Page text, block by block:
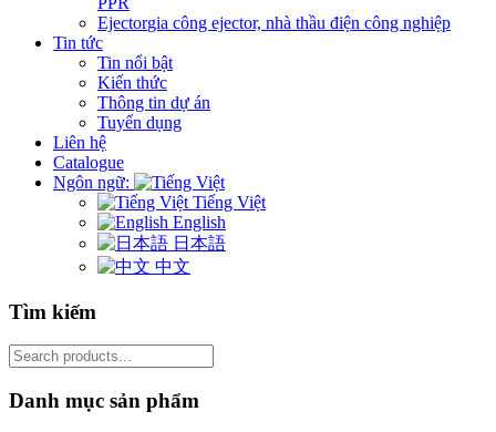
Ejectorgia công ejector, nhà thầu điện công nghiệp
Tin tức
Tin nổi bật
Kiến thức
Thông tin dự án
Tuyển dụng
Liên hệ
Catalogue
Ngôn ngữ:
Tiếng Việt
English
日本語
中文
Tìm kiếm
Search
for:
Danh mục sản phẩm